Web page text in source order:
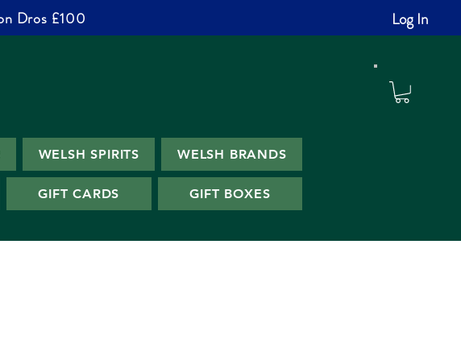
Dros £100 Log In
WELSH SPIRITS WELSH BRANDS
GIFT CARDS GIFT BOXES